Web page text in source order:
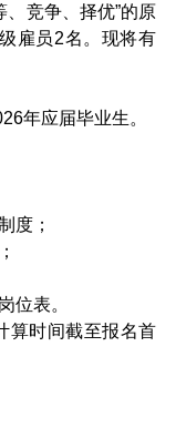
、竞争、择优”的原
雇员2名。现将有
年应届毕业生。
度；
表。
时间截至报名首